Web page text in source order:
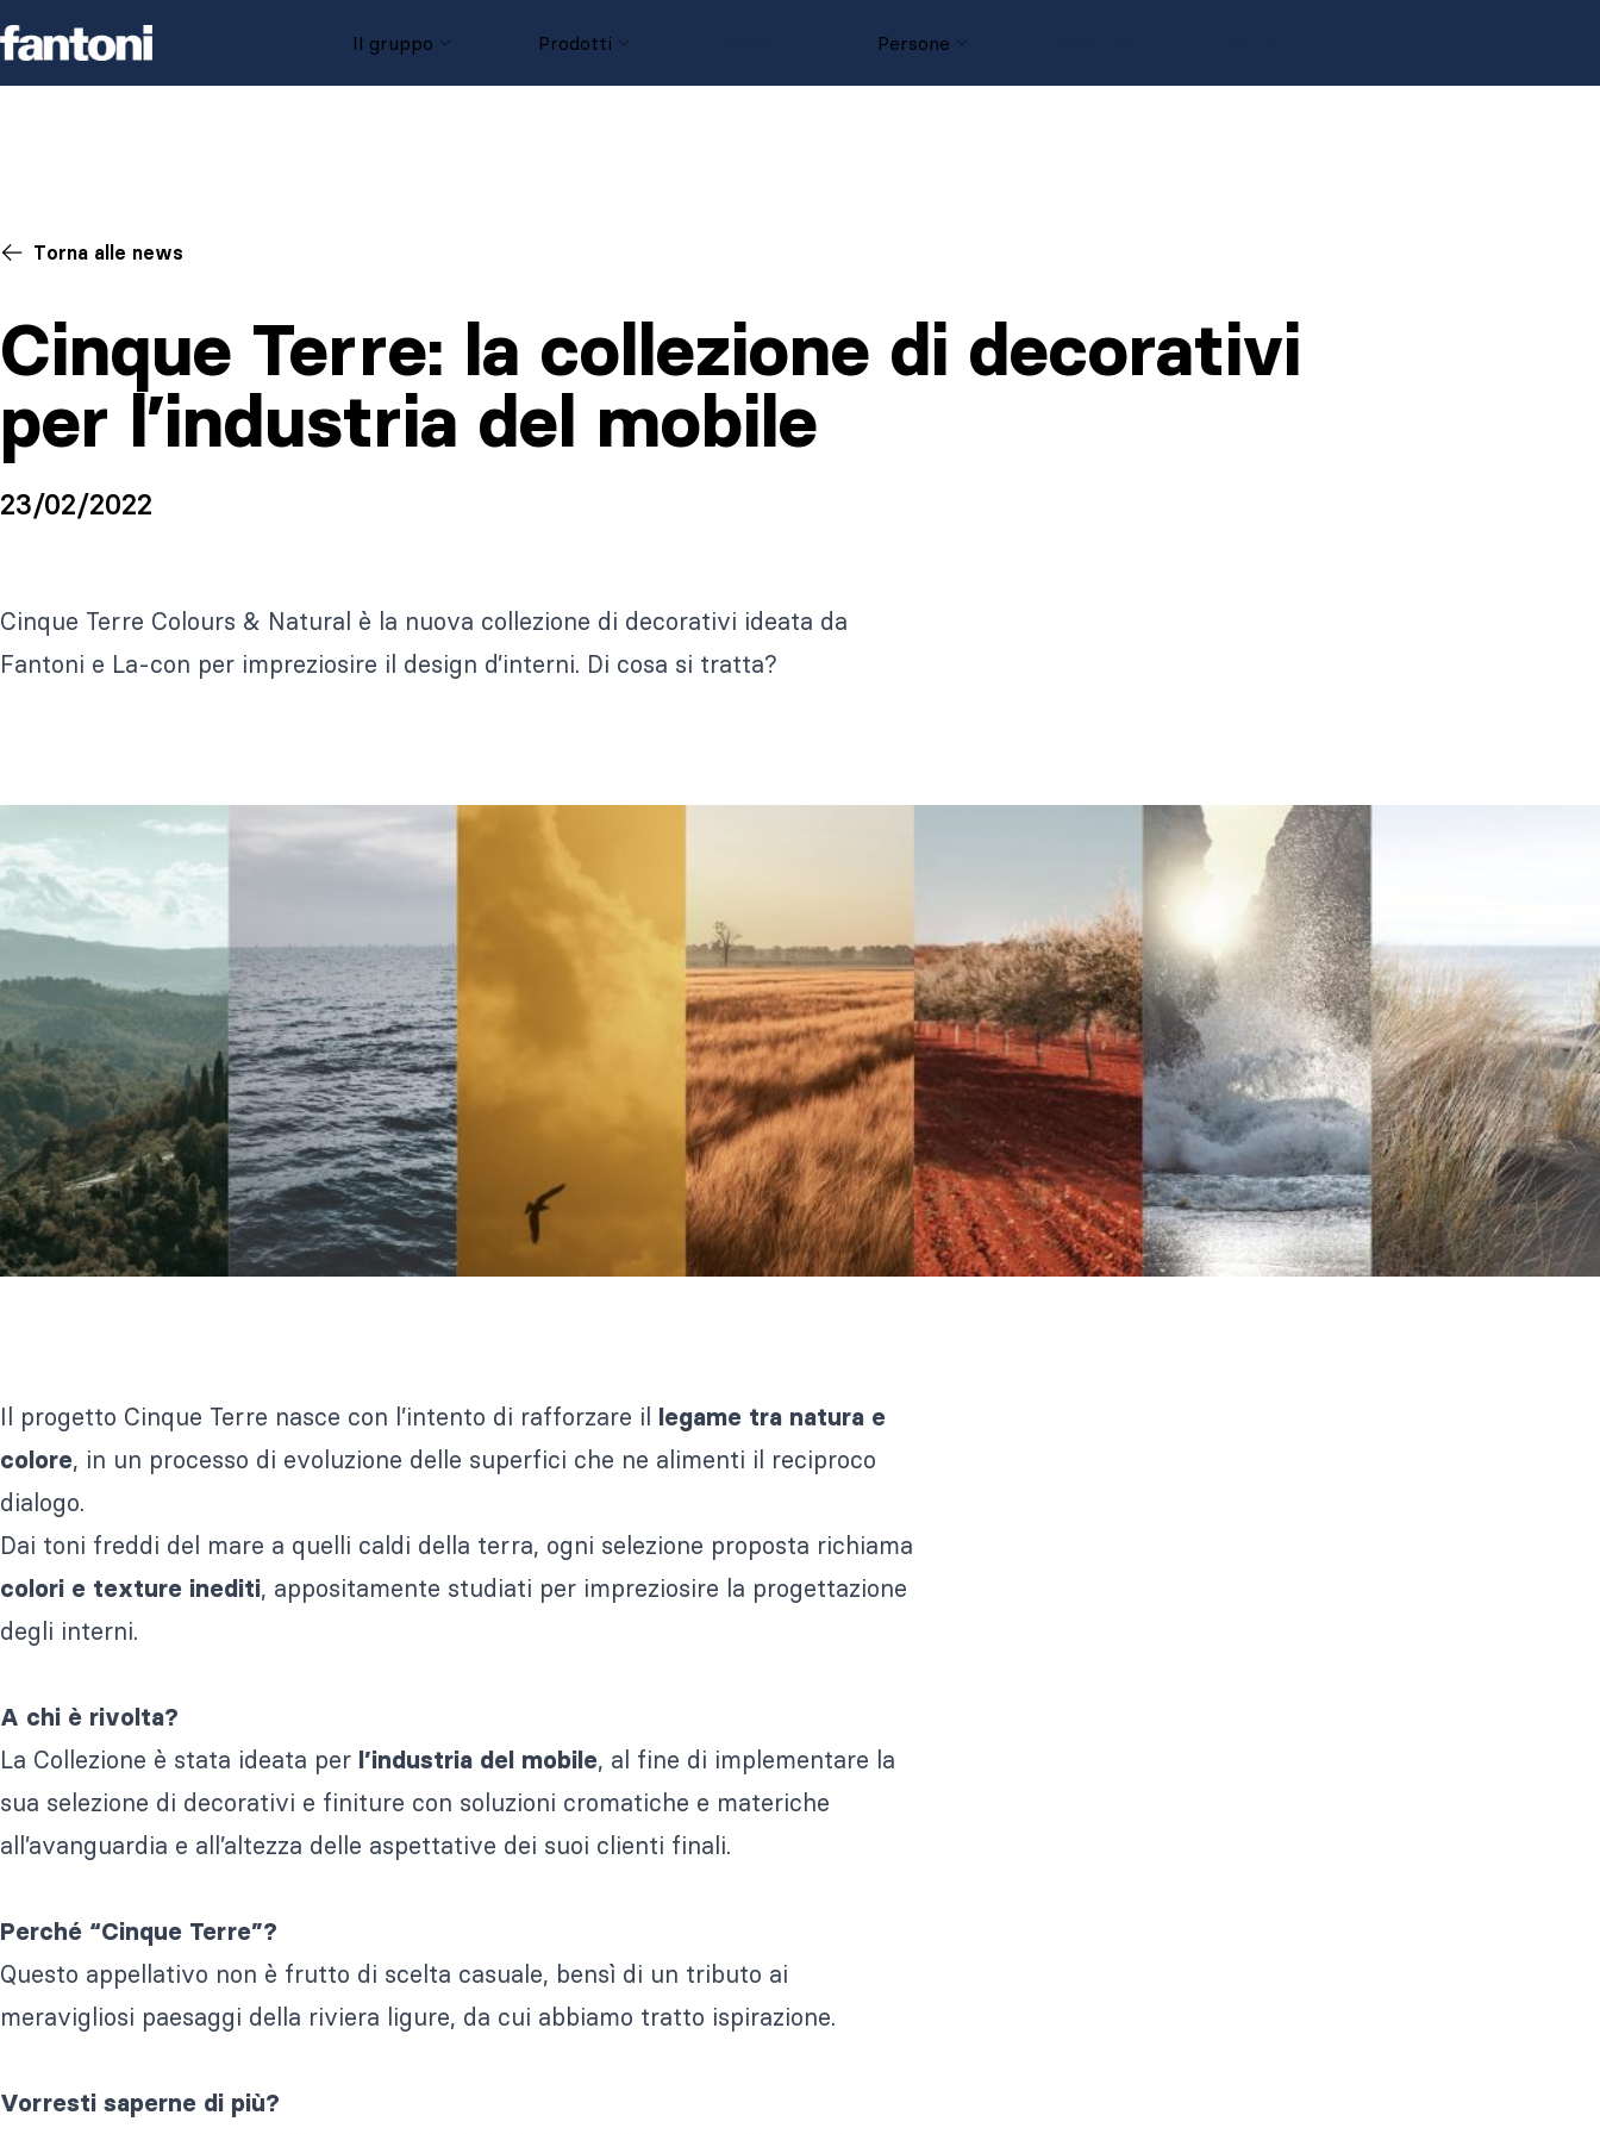
Il gruppo
Prodotti Persone
Torna alle news
Cinque Terre: la collezione di decorativi
per l’industria del mobile
23/02/2022
Cinque Terre Colours & Natural è la nuova collezione di decorativi ideata da
Fantoni e La-con per impreziosire il design d’interni. Di cosa si tratta?
Il progetto Cinque Terre nasce con l’intento di rafforzare il legame tra natura e
colore, in un processo di evoluzione delle superfici che ne alimenti il reciproco
dialogo.
Dai toni freddi del mare a quelli caldi della terra, ogni selezione proposta richiama
colori e texture inediti, appositamente studiati per impreziosire la progettazione
degli interni.
A chi è rivolta?
La Collezione è stata ideata per l’industria del mobile, al fine di implementare la
sua selezione di decorativi e finiture con soluzioni cromatiche e materiche
all’avanguardia e all’altezza delle aspettative dei suoi clienti finali.
Perché “Cinque Terre”?
Questo appellativo non è frutto di scelta casuale, bensì di un tributo ai
meravigliosi paesaggi della riviera ligure, da cui abbiamo tratto ispirazione.
Vorresti saperne di più?